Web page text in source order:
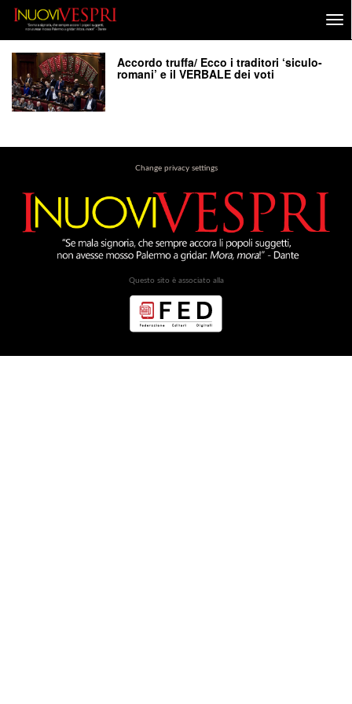
Accordo truffa/ Ecco i traditori ‘siculo-
romani’ e il VERBALE dei voti
Change privacy settings
Questo sito è associato alla